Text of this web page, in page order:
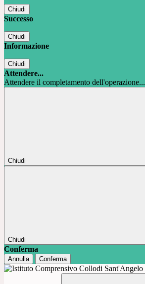
Chiudi
Successo
Chiudi
Informazione
Chiudi
Attendere...
Attendere il completamento dell'operazione...
Chiudi
Chiudi
Conferma
Annulla Conferma